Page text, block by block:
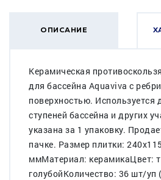
ОПИСАНИЕ
Керамическая
для бассейна Aquaviva с
поверхностью. Используется
ступеней бассейна и других
указана за 1 упаковку.
пачке. Размер плитки:
ммМатериал: керамикаЦвет:
голубойКоличество: 36 шт/уп